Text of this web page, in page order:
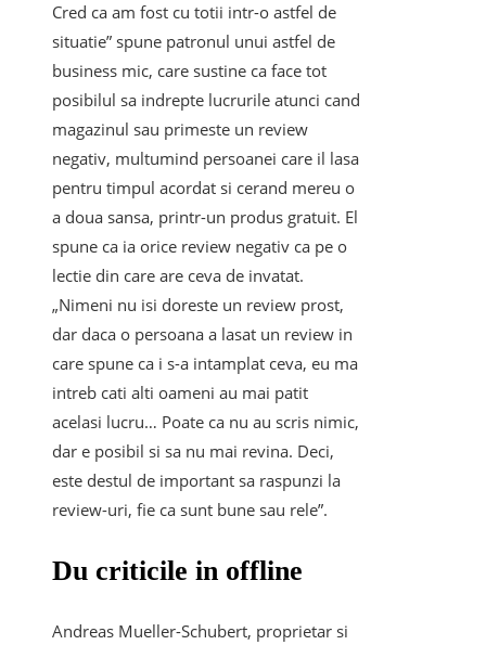
Cred ca am fost cu totii intr-o astfel de
situatie” spune patronul unui astfel de
business mic, care sustine ca face tot
posibilul sa indrepte lucrurile atunci cand
magazinul sau primeste un review
negativ, multumind persoanei care il lasa
pentru timpul acordat si cerand mereu o
a doua sansa, printr-un produs gratuit. El
spune ca ia orice review negativ ca pe o
lectie din care are ceva de invatat.
„Nimeni nu isi doreste un review prost,
dar daca o persoana a lasat un review in
care spune ca i s-a intamplat ceva, eu ma
intreb cati alti oameni au mai patit
acelasi lucru… Poate ca nu au scris nimic,
dar e posibil si sa nu mai revina. Deci,
este destul de important sa raspunzi la
review-uri, fie ca sunt bune sau rele”.
Du criticile in offline
Andreas Mueller-Schubert, proprietar si